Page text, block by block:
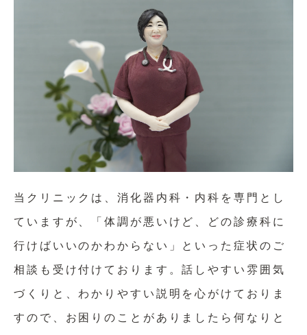
当クリニックは、消化器内科・内科を専門とし
ていますが、「体調が悪いけど、どの診療科に
行けばいいのかわからない」といった症状のご
相談も受け付けております。話しやすい雰囲気
づくりと、わかりやすい説明を心がけておりま
すので、お困りのことがありましたら何なりと